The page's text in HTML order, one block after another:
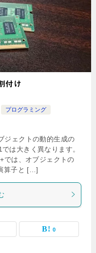
付け
プログラミング
ジェクトの動的生成の
は大きく異なります。
では、オブジェクトの
算子と […]
0